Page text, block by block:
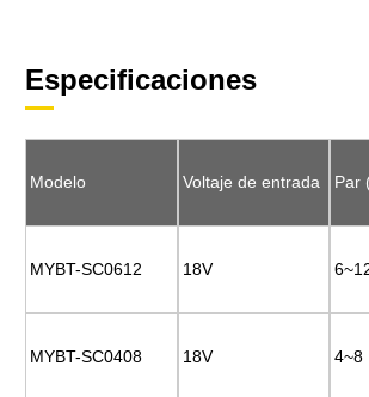
Especificaciones
Modelo Voltaje de entrada Par
MYBT-SC0612 18V
MYBT-SC0408 18V 4~8
Modelo Voltaje de entrada Par
MYBT-SC0612 18V
MYBT-SC0408 18V 4~8